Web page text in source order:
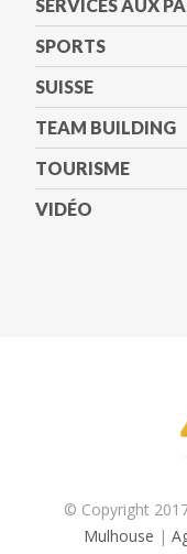
SERVICES AUX
SPORTS
SUISSE
TEAM BUILDING
TOURISME
VIDÉO
© Copyright
Mulhouse |